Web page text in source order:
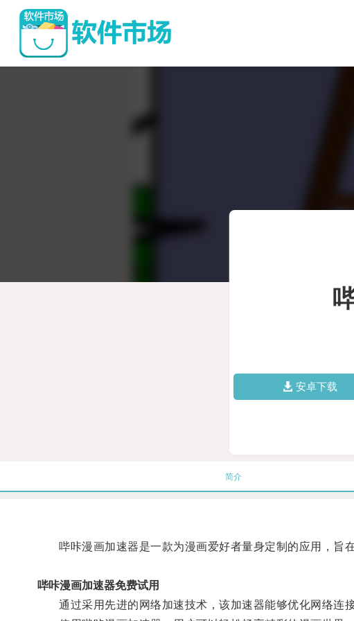
安卓下载
简介
哔咔漫画加速器是一款为漫画爱好者量身定制的应用，旨在
哔咔漫画加速器免费试用
通过采用先进的网络加速技术，该加速器能够优化网络连接